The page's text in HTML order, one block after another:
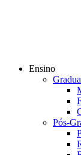
Ensino
Pós-